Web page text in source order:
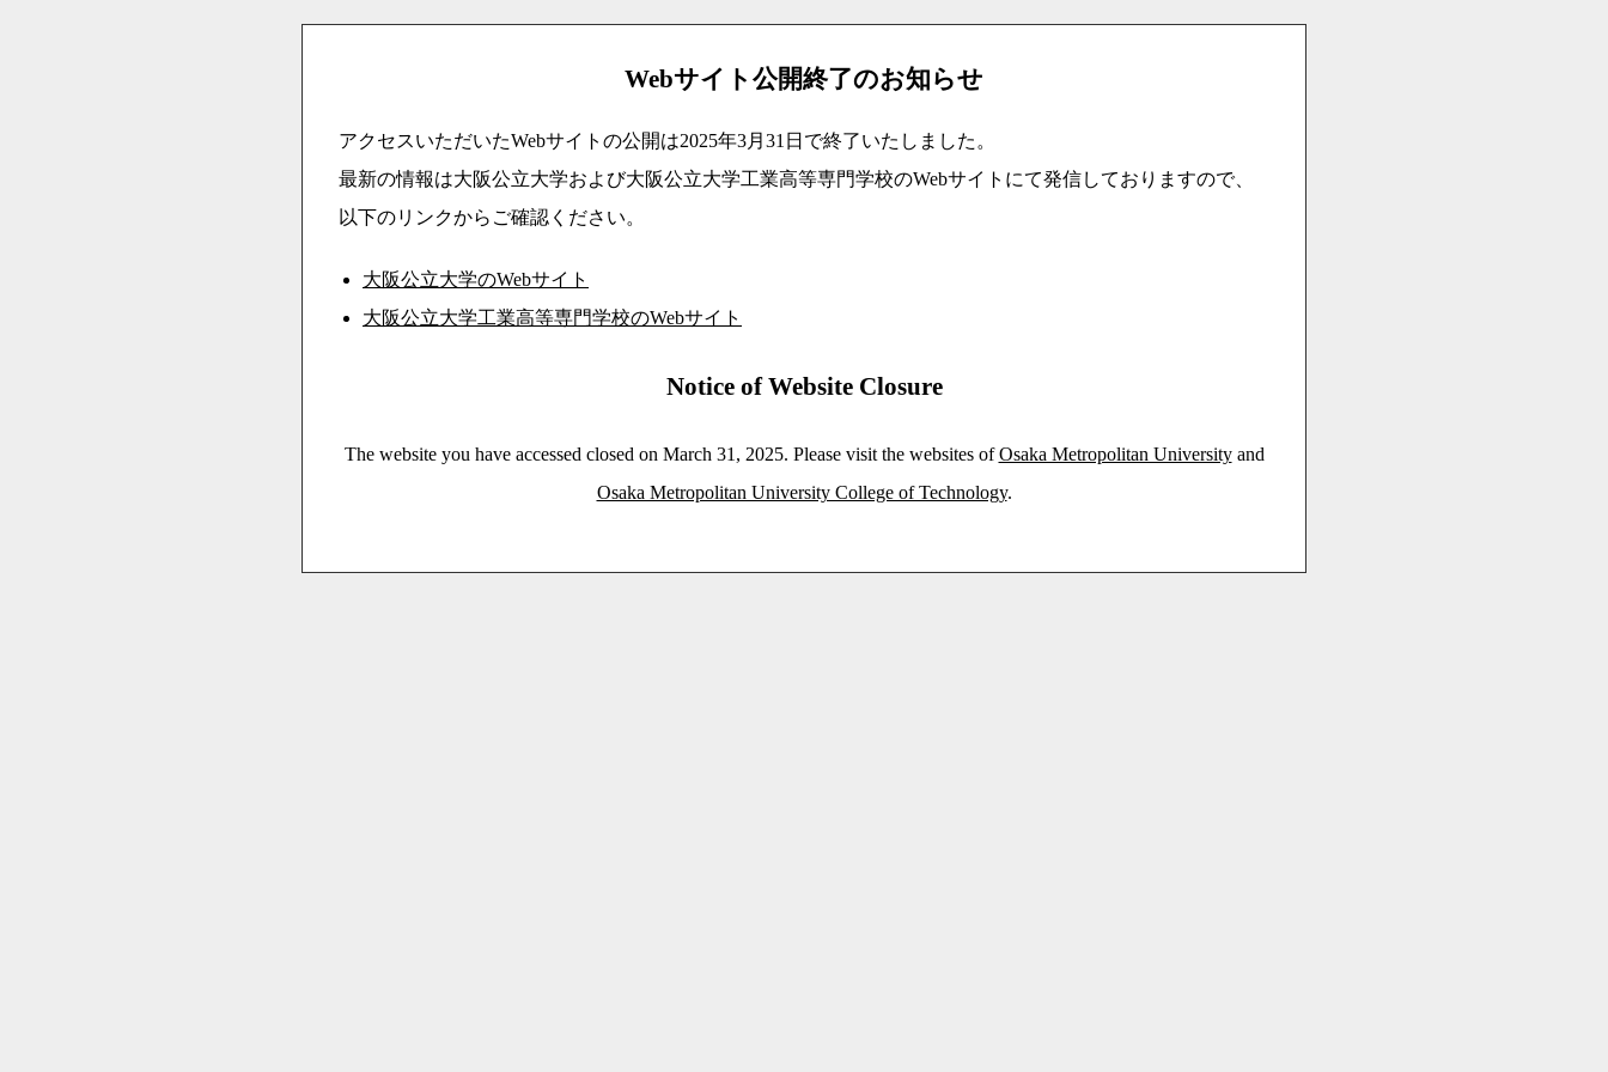
Webサイト公開終了のお知らせ
アクセスいただいたWebサイトの公開は2025年3月31日で終了いたしました。
最新の情報は大阪公立大学および大阪公立大学工業高等専門学校のWebサイトにて発信しておりますので、
以下のリンクからご確認ください。
大阪公立大学のWebサイト
大阪公立大学工業高等専門学校のWebサイト
Notice of Website Closure
The website you have accessed closed on March 31, 2025. Please visit the websites ofOsaka Metropolitan Universityand
Osaka Metropolitan University College of Technology.